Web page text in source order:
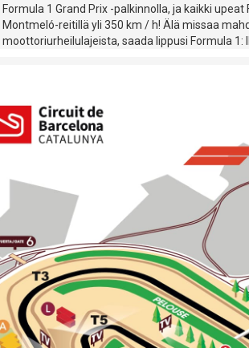
Formula 1 Grand Prix -palkinnolla, ja kaikki
Montmeló-reitillä yli 350 km / h! Älä missaa
moottoriurheilulajeista, saada lippusi Formula 1: